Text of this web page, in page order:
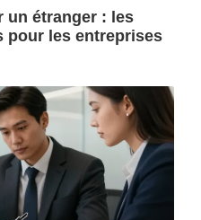
un étranger : les
pour les entreprises